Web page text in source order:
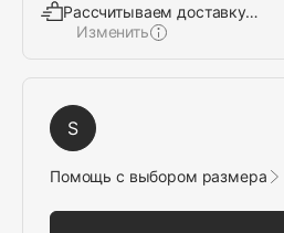
Рассчитываем доставку…
Изменить
Помощь с выбором размера
S